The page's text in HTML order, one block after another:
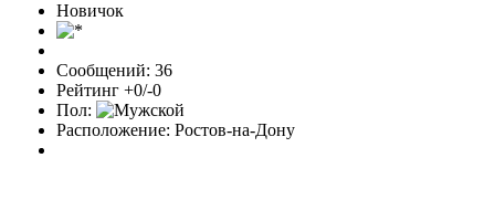
Новичок
Сообщений: 36
Рейтинг +0/-0
Пол:
Расположение: Ростов-на-Дону